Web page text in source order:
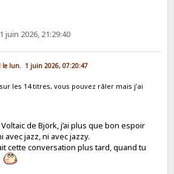
juin 2026, 21:29:40
le lun. 1 juin 2026, 07:20:47
les 14 titres, vous pouvez râler mais j’ai
de Björk, j’ai plus que bon espoir
jazz, ni avec jazzy.
cette conversation plus tard, quand tu